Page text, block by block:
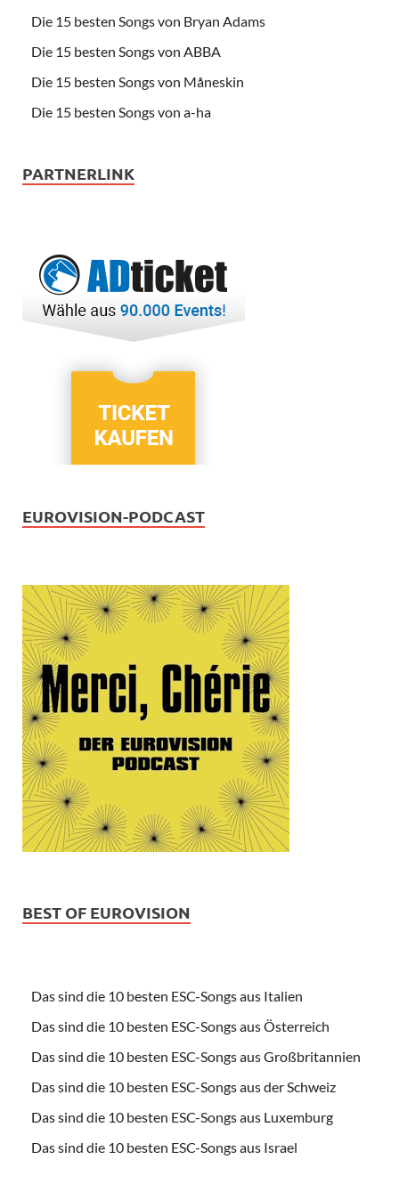
Die 15 besten Songs von Bryan Adams
Die 15 besten Songs von ABBA
Die 15 besten Songs von Måneskin
Die 15 besten Songs von a-ha
PARTNERLINK
EUROVISION-PODCAST
BEST OF EUROVISION
Das sind die 10 besten ESC-Songs aus Italien
Das sind die 10 besten ESC-Songs aus Österreich
Das sind die 10 besten ESC-Songs aus Großbritannien
Das sind die 10 besten ESC-Songs aus der Schweiz
Das sind die 10 besten ESC-Songs aus Luxemburg
Das sind die 10 besten ESC-Songs aus Israel